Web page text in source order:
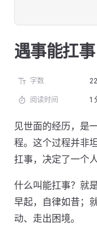
遇事能扛事
字数
阅读时间 1
见世面的经历，是
程。这个过程并非
扛事，决定了一个
什么叫能扛事？就
早起，自律如昔；
动、走出困境。